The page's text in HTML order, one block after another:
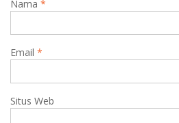
Nama *
Email *
Situs Web